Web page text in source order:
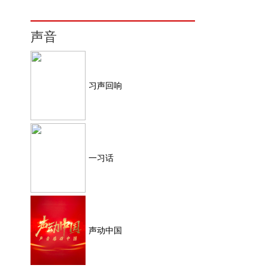
声音
习声回响
一习话
声动中国